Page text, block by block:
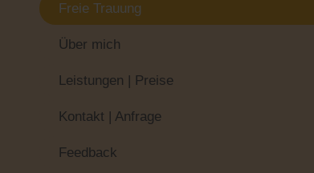
Freie Trauung
Über mich
Leistungen | Preise
Kontakt | Anfrage
Feedback